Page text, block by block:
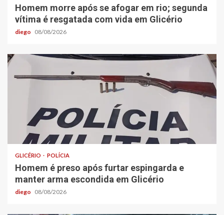
Homem morre após se afogar em rio; segunda
vítima é resgatada com vida em Glicério
diego 08/08/2026
GLICÉRIO POLÍCIA
Homem é preso após furtar espingarda e
manter arma escondida em Glicério
diego 08/08/2026